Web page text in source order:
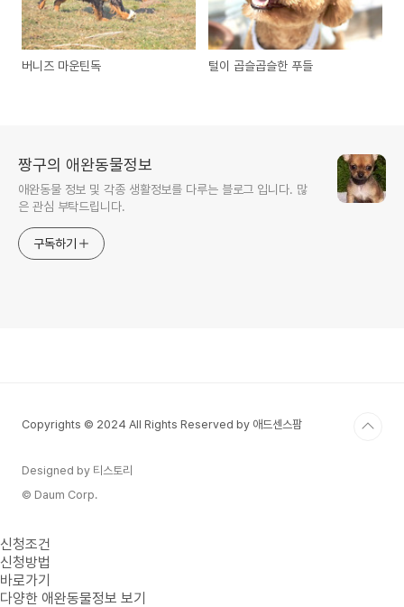
버니즈 마운틴독 털이 곱슬곱슬한 푸들
짱구의 애완동물정보
애완동물 정보 및 각종 생활정보를 다루는 블로그 입니다. 많
은 관심 부탁드립니다.
구독하기
Copyrights © 2024 All Rights Reserved by 애드센스팜
Designed by 티스토리
© Daum Corp.
신청조건
신청방법
바로가기
다양한 애완동물정보 보기